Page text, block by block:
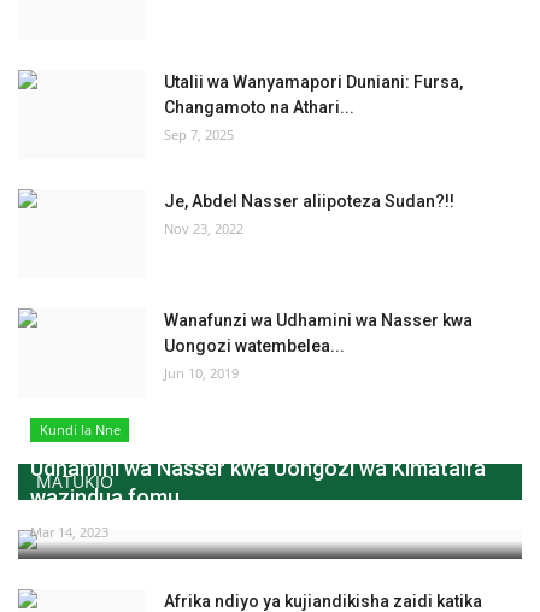
Utalii wa Wanyamapori Duniani: Fursa,
Changamoto na Athari...
Sep 7, 2025
Je, Abdel Nasser aliipoteza Sudan?!!
Nov 23, 2022
Wanafunzi wa Udhamini wa Nasser kwa
Uongozi watembelea...
Jun 10, 2019
MATUKIO
Kundi la Nne
Udhamini wa Nasser kwa Uongozi wa Kimataifa
wazindua fomu...
Mar 14, 2023
Afrika ndiyo ya kujiandikisha zaidi katika